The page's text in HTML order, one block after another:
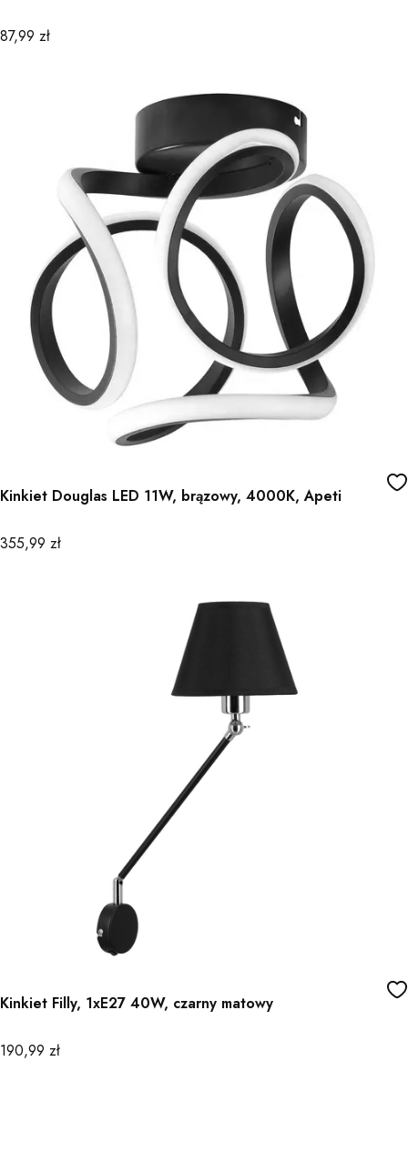
Cena
87,99 zł
Kinkiet Douglas LED 11W, brązowy, 4000K, Apeti
Cena
355,99 zł
Kinkiet Filly, 1xE27 40W, czarny matowy
Cena
190,99 zł